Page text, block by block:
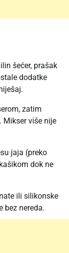
šećer, prašak
dodatke
zatim
Mikser više nije
jaja (preko
dok ne
ili silikonske
bez nereda.